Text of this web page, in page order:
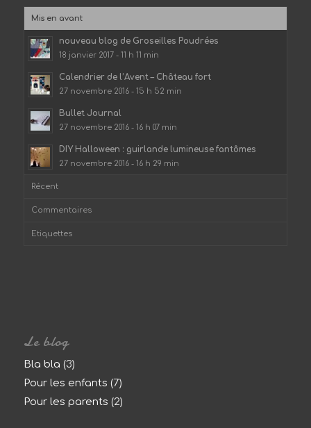
Mis en avant
nouveau blog de Groseilles Poudrées
18 janvier 2017 - 11 h 11 min
Calendrier de l’Avent – Château fort
27 novembre 2016 - 15 h 52 min
Bullet Journal
27 novembre 2016 - 16 h 07 min
DIY Halloween : guirlande lumineuse fantômes
27 novembre 2016 - 16 h 29 min
Récent
Commentaires
Etiquettes
Le blog
Bla bla (3)
Pour les enfants (7)
Pour les parents (2)